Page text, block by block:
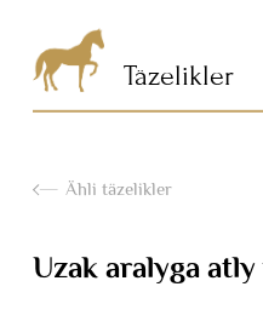
Täzelikler
Ähli täzelikler
Uzak aralyga